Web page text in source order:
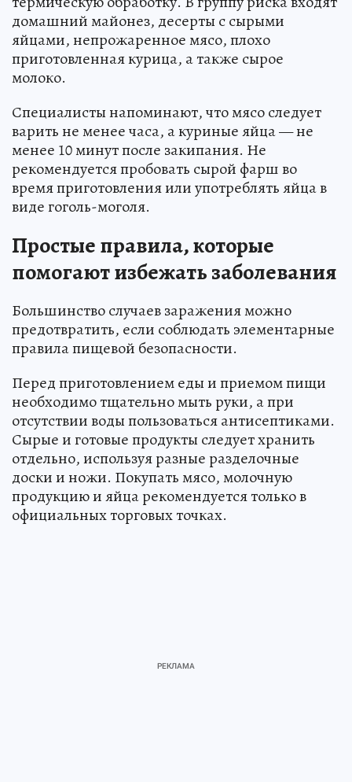
домашний майонез, десерты с сырыми
яйцами, непрожаренное мясо, плохо
приготовленная курица, а также сырое
молоко.
Специалисты напоминают, что мясо следует
варить не менее часа, а куриные яйца — не
менее 10 минут после закипания. Не
рекомендуется пробовать сырой фарш во
время приготовления или употреблять яйца в
виде гоголь-моголя.
Простые правила, которые
помогают избежать заболевания
Большинство случаев заражения можно
предотвратить, если соблюдать элементарные
правила пищевой безопасности.
Перед приготовлением еды и приемом пищи
необходимо тщательно мыть руки, а при
отсутствии воды пользоваться антисептиками.
Сырые и готовые продукты следует хранить
отдельно, используя разные разделочные
доски и ножи. Покупать мясо, молочную
продукцию и яйца рекомендуется только в
официальных торговых точках.